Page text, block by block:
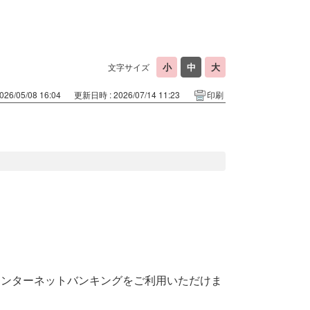
文字サイズ
05/08 16:04 更新日時 : 2026/07/14 11:23 印刷
ターネットバンキングをご利用いただけま